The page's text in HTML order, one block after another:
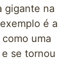
gigante na
é a
uma
se tornou